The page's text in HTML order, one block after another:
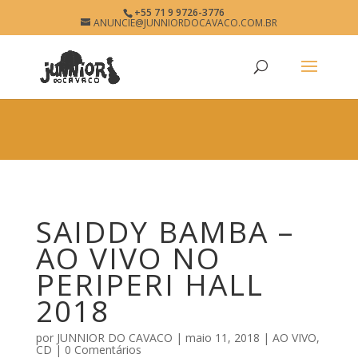
SAIDDY BAMBA
www.junniordocavaco.com.br
+55 71 9 9726-3776
ANUNCIE@JUNNIORDOCAVACO.COM.BR
SAIDDY BAMBA –
AO VIVO NO
PERIPERI HALL
2018
por JUNNIOR DO CAVACO | maio 11, 2018 | AO VIVO,
CD | 0 Comentários
× Free - In Google Play View